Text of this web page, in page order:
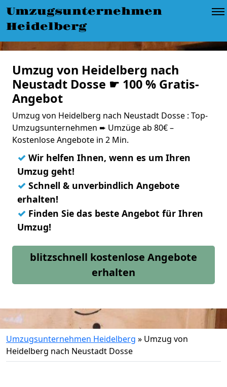
Umzugsunternehmen
Heidelberg
Umzug von Heidelberg nach
Neustadt Dosse ☛ 100 % Gratis-
Angebot
Umzug von Heidelberg nach Neustadt Dosse : Top-
Umzugsunternehmen ➨ Umzüge ab 80€ –
Kostenlose Angebote in 2 Min.
✓ Wir helfen Ihnen, wenn es um Ihren
Umzug geht!
✓ Schnell & unverbindlich Angebote
erhalten!
✓ Finden Sie das beste Angebot für Ihren
Umzug!
blitzschnell kostenlose Angebote
erhalten
Umzugsunternehmen Heidelberg » Umzug von
Heidelberg nach Neustadt Dosse